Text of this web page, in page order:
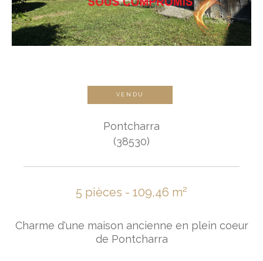
VENDU
Pontcharra
(38530)
5 pièces - 109,46 m²
Charme d'une maison ancienne en plein coeur
de Pontcharra